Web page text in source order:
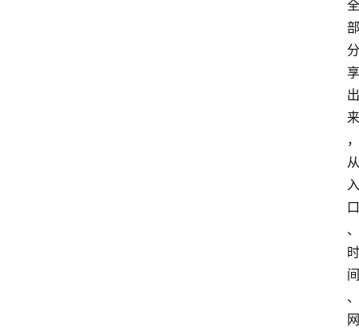
全
部
分
享
出
来
，
从
入
口
、
时
间
、
网